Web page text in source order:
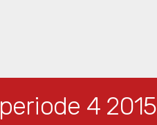
periode 4 2015